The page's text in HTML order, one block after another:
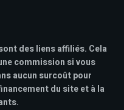
des liens affiliés. Cela
commission si vous
aucun surcoût pour
du site et à la